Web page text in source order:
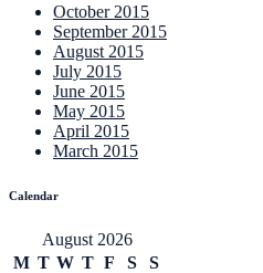
October 2015
September 2015
August 2015
July 2015
June 2015
May 2015
April 2015
March 2015
Calendar
August 2026
M T W T F S
S